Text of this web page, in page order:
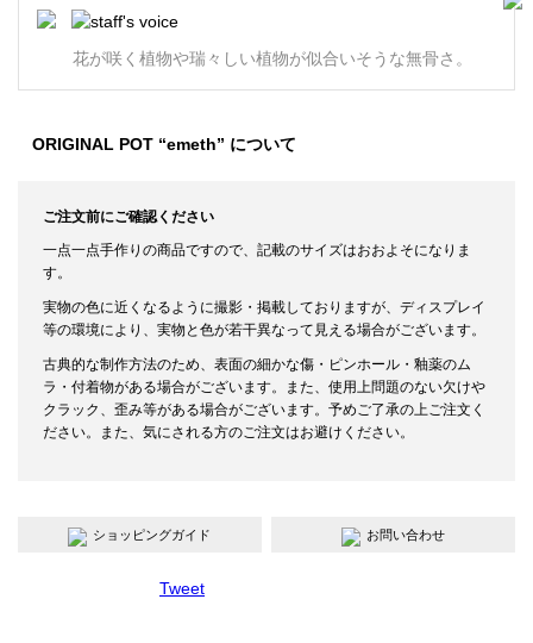
花が咲く植物や瑞々しい植物が似合いそうな無骨さ。
ORIGINAL POT “emeth” について
ご注文前にご確認ください
一点一点手作りの商品ですので、記載のサイズはおおよそになりま
す。
実物の色に近くなるように撮影・掲載しておりますが、ディスプレイ
等の環境により、実物と色が若干異なって見える場合がございます。
古典的な制作方法のため、表面の細かな傷・ピンホール・釉薬のム
ラ・付着物がある場合がございます。また、使用上問題のない欠けや
クラック、歪み等がある場合がございます。予めご了承の上ご注文く
ださい。また、気にされる方のご注文はお避けください。
ショッピングガイド お問い合わせ
Tweet